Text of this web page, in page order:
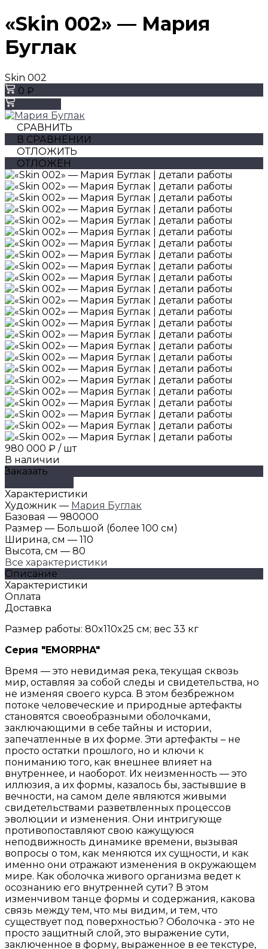
«Skin 002» — Мария
Буглак
Skin 002
0 ₽
СРАВНИТЬ
В СРАВНЕНИИ
ОТЛОЖИТЬ
ОТЛОЖЕН
980 000 ₽ / шт
В наличии
Заказать
Характеристики
Художник — Мария Буглак
Базовая — 980000
Размер — Большой (более 100 см)
Ширина, см — 110
Высота, см — 80
Все характеристики
Описание
Характеристики
Оплата
Доставка
Размер работы: 80x110x25 см; вес 33 кг
Серия "EMORPHA"
Время — это невидимая река, текущая сквозь
мир, оставляя за собой следы и свидетельства, но
не изменяя своего курса. В этом безбрежном
потоке человеческие и природные артефакты
становятся своеобразными оболочками,
заключающими в себе тайны и истории,
запечатленные в их форме. Эти артефакты – не
просто остатки прошлого, но и ключи к
пониманию того, как внешнее влияет на
внутреннее, и наоборот. Их неизменность — это
иллюзия, а их формы, казалось бы, застывшие в
вечности, на самом деле являются живыми
свидетельствами разветвленных процессов
эволюции и изменения. Они интригующе
противопоставляют свою кажущуюся
неподвижность динамике времени, вызывая
вопросы о том, как меняются их сущности, и как
именно они отражают изменения в окружающем
мире. Как оболочка живого организма ведет к
осознанию его внутренней сути? В этом
изменчивом танце формы и содержания, какова
связь между тем, что мы видим, и тем, что
существует под поверхностью? Оболочка - это не
просто защитный слой, это выражение сути,
заключенное в форму, выраженное в ее текстуре,